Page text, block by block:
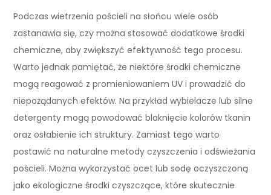
Podczas wietrzenia pościeli na słońcu wiele osób
zastanawia się, czy można stosować dodatkowe środki
chemiczne, aby zwiększyć efektywność tego procesu.
Warto jednak pamiętać, że niektóre środki chemiczne
mogą reagować z promieniowaniem UV i prowadzić do
niepożądanych efektów. Na przykład wybielacze lub silne
detergenty mogą powodować blaknięcie kolorów tkanin
oraz osłabienie ich struktury. Zamiast tego warto
postawić na naturalne metody czyszczenia i odświeżania
pościeli. Można wykorzystać ocet lub sodę oczyszczoną
jako ekologiczne środki czyszczące, które skutecznie